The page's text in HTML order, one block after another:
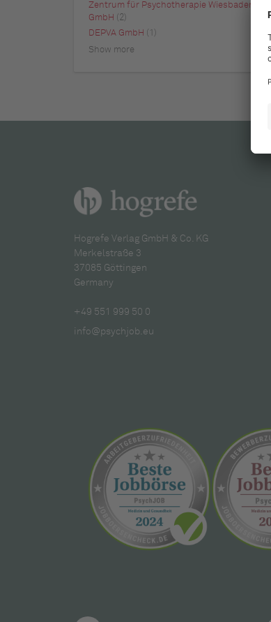
Zentrum für Psychotherapie Wiesbaden MVZ
GmbH (2)
DEPVA GmbH
(1)
Show more
Hogrefe Verlag GmbH & Co. KG
Merkelstraße 3
37085 Göttingen
Germany
+49 551 999 50 0
info@psychjob.eu